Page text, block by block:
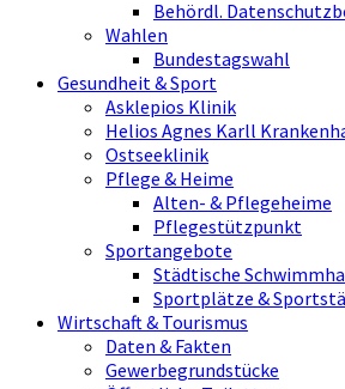
Behördl.
Wahlen
Bundestagswahl
Gesundheit & Sport
Asklepios Klinik
Helios Agnes Karll
Ostseeklinik
Pflege & Heime
Alten- & Pflegeheime
Pflegestützpunkt
Sportangebote
Städtische
Sportplätze &
Wirtschaft & Tourismus
Daten & Fakten
Gewerbegrundstücke